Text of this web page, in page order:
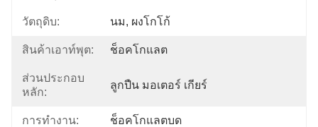
วัตถุดิบ: นม, ผงโกโก้
สินค้าเอาท์พุต: ช็อคโกแลต
ส่วนประกอบ
หลัก:
ลูกปืน มอเตอร์ เกียร์
การทำงาน: ช็อคโกแลตบด